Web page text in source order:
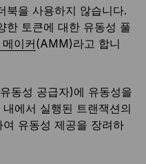
북을 사용하지 않습니다.
한 토큰에 대한 유동성 풀
이커(AMM)라고 합니
동성 공급자)에 유동성을
에서 실행된 트랜잭션의
유동성 제공을 장려하